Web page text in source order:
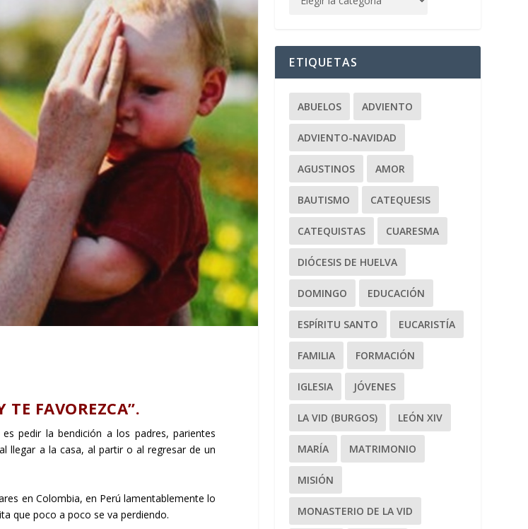
TE FAVOREZCA”.
pedir la bendición a los padres, parientes
llegar a la casa, al partir o al regresar de un
en Colombia, en Perú lamentablemente lo
que poco a poco se va perdiendo.
ETIQUETAS
ABUELOS ADVIENTO
ADVIENTO-NAVIDAD
AGUSTINOS AMOR
BAUTISMO CATEQUESIS
CATEQUISTAS CUARESMA
DIÓCESIS DE HUELVA
DOMINGO EDUCACIÓN
ESPÍRITU SANTO EUCARISTÍA
FAMILIA FORMACIÓN
IGLESIA JÓVENES
LA VID (BURGOS) LEÓN XIV
MARÍA MATRIMONIO
MISIÓN
MONASTERIO DE LA VID